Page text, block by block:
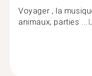
Voyager , la
animaux, parties ...